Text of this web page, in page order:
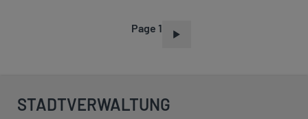
Page 1
STADTVERWALTUNG